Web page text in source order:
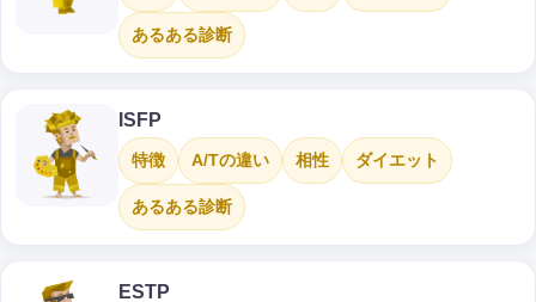
あるある診断
ISFP
特徴 A/Tの違い 相性 ダイエット
あるある診断
ESTP